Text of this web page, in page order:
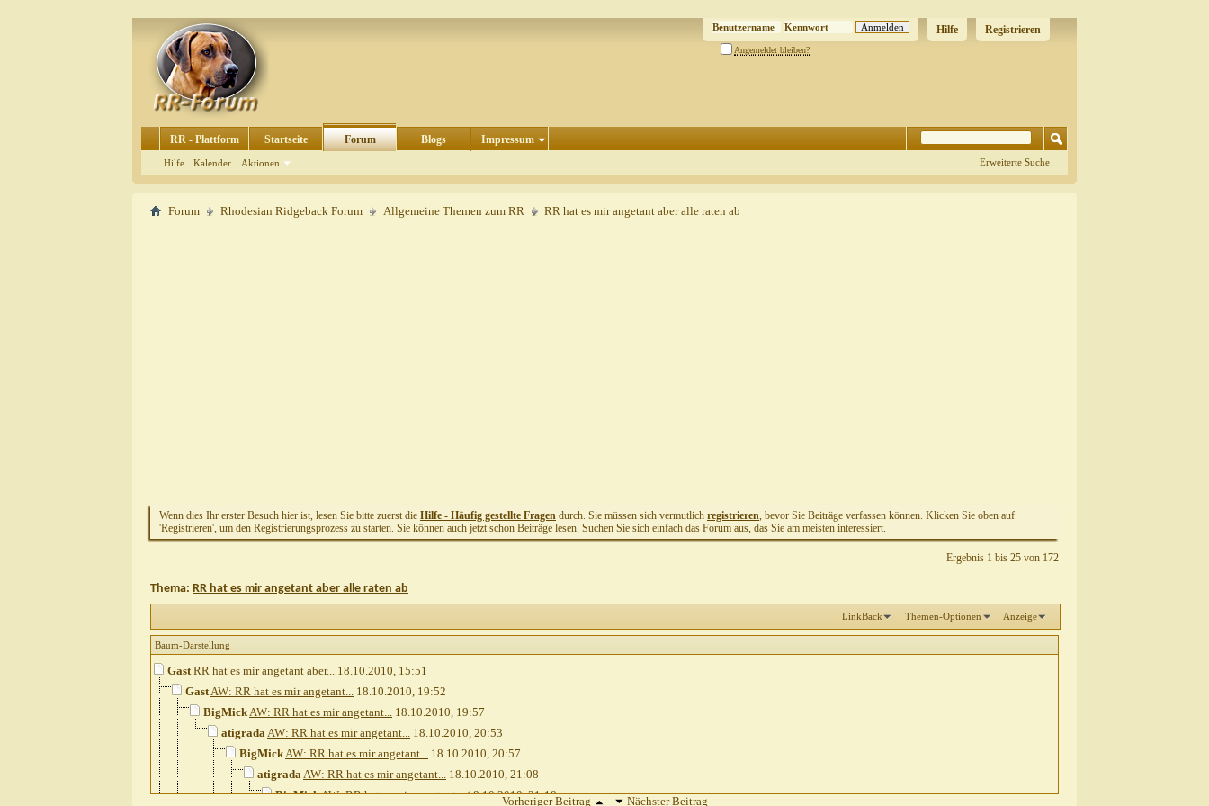
Registrieren
Hilfe
Angemeldet bleiben?
RR - Plattform Startseite Forum
Hilfe Kalender Aktionen
Blogs Impressum
Erweiterte Suche
Forum Rhodesian Ridgeback Forum Allgemeine Themen zum RR RR hat es mir angetant aber alle raten ab
Wenn dies Ihr erster Besuch hier ist, lesen Sie bitte zuerst die Hilfe - Häufig gestellte Fragen durch. Sie müssen sich vermutlich registrieren, bevor Sie Beiträge verfassen können. Klicken Sie oben auf
'Registrieren', um den Registrierungsprozess zu starten. Sie können auch jetzt schon Beiträge lesen. Suchen Sie sich einfach das Forum aus, das Sie am meisten interessiert.
Ergebnis 1 bis 25 von 172
Thema: RR hat es mir angetant aber alle raten ab
LinkBack Themen-Optionen Anzeige
Baum-Darstellung
Gast RR hat es mir angetant aber... 18.10.2010, 15:51
GastAW: RR hat es mir angetant... 18.10.2010, 19:52
BigMickAW: RR hat es mir angetant... 18.10.2010, 19:57
atigradaAW: RR hat es mir angetant... 18.10.2010, 20:53
BigMickAW: RR hat es mir angetant... 18.10.2010, 20:57
atigradaAW: RR hat es mir angetant... 18.10.2010, 21:08
BigMickAW: RR hat es mir angetant...18.10.2010,21:18
Vorheriger Beitrag Nächster Beitrag